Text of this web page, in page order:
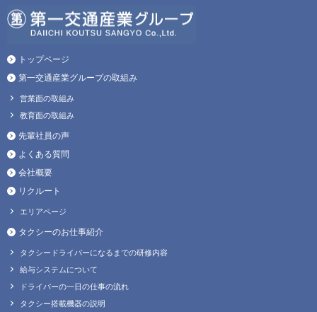
トップページ
第一交通産業グループの取組み
営業面の取組み
教育面の取組み
先輩社員の声
よくある質問
会社概要
リクルート
エリアページ
タクシーのお仕事紹介
タクシードライバーになるまでの研修内容
給与システムについて
ドライバーの一日の仕事の流れ
タクシー搭載機器の説明